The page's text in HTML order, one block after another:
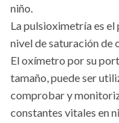
niño.
La pulsioximetría es
nivel de saturación de
El oxímetro por su
tamaño, puede ser
comprobar y
constantes vitales en